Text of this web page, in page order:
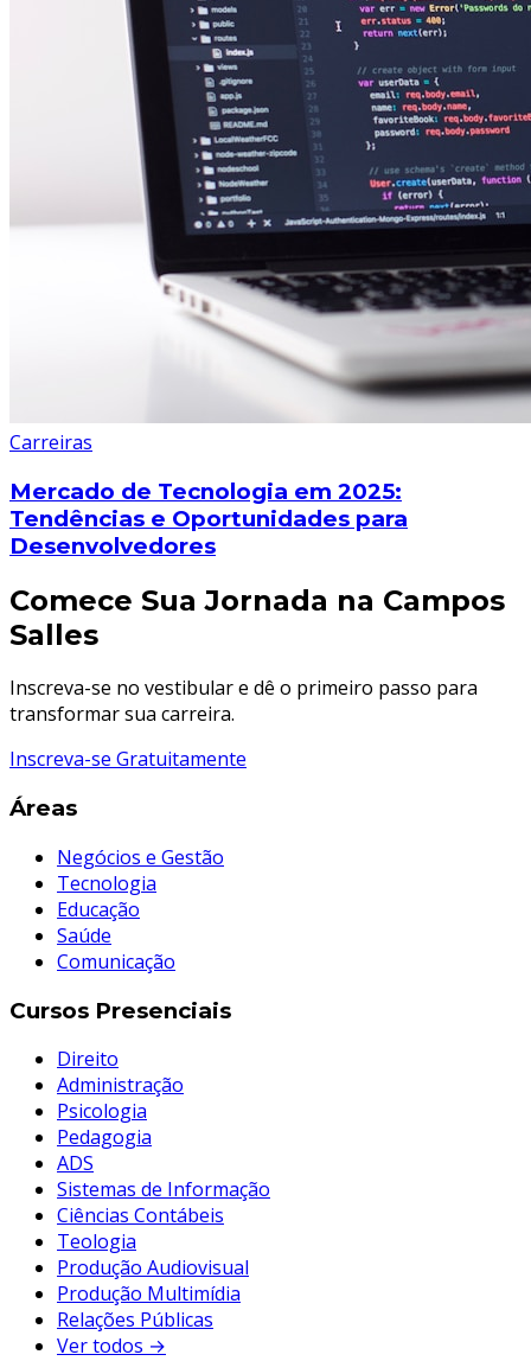
Carreiras
Mercado de Tecnologia em 2025:
Tendências e Oportunidades para
Desenvolvedores
Comece Sua Jornada na Campos
Salles
Inscreva-se no vestibular e dê o primeiro passo para
transformar sua carreira.
Inscreva-se Gratuitamente
Áreas
Negócios e Gestão
Tecnologia
Educação
Saúde
Comunicação
Cursos Presenciais
Direito
Administração
Psicologia
Pedagogia
ADS
Sistemas de Informação
Ciências Contábeis
Teologia
Produção Audiovisual
Produção Multimídia
Relações Públicas
Ver todos →